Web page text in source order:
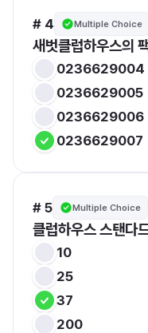
# 4 Multiple Choice
새벗클럽하우스의
0236629004
0236629005
0236629006
0236629007
# 5 Multiple Choice
클럽하우스 스탠다
10
25
37
200